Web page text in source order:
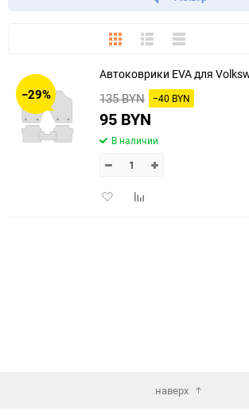
ПлиткаПодробноКомпактно
−29%
Автоковрики EVA для
135 BYN −40 BYN
95 BYN
В наличии
ДобавитьДобавить
наверх